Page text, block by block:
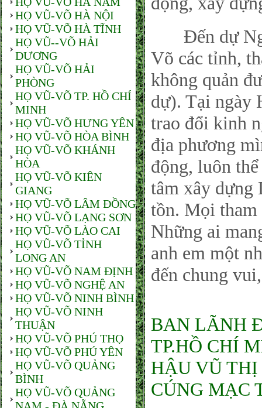
HỌ VŨ-VÕ HÀ NỘI
HỌ VŨ-VÕ HÀ TĨNH
HỌ VŨ--VÕ HẢI
DƯƠNG
HỌ VŨ-VÕ HẢI
PHÒNG
HỌ VŨ-VÕ TP. HỒ CHÍ
MINH
HỌ VŨ-VÕ HƯNG YÊN
HỌ VŨ-VÕ HÒA BÌNH
HỌ VŨ-VÕ KHÁNH
HÒA
HỌ VŨ-VÕ KIÊN
GIANG
HỌ VŨ-VÕ LÂM ĐỒNG
HỌ VŨ-VÕ LẠNG SƠN
HỌ VŨ-VÕ LÀO CAI
HỌ VŨ-VÕ TỈNH
LONG AN
HỌ VŨ-VÕ NAM ĐỊNH
HỌ VŨ-VÕ NGHỆ AN
HỌ VŨ-VÕ NINH BÌNH
HỌ VŨ-VÕ NINH
THUẬN
HỌ VŨ-VÕ PHÚ THỌ
HỌ VŨ-VÕ PHÚ YÊN
HỌ VŨ-VÕ QUẢNG
BÌNH
HỌ VŨ-VÕ QUẢNG
Đến dự
Võ các tỉnh,
không quản
dự). Tại ngày
trao đổi kinh
địa phương
động, luôn
tâm xây dựng
tồn. Mọi tham
Những ai
anh em một
đến chung
BAN LÃNH
TP.HỒ CHÍ
HẬU VŨ THỊ
CÚNG MẠC